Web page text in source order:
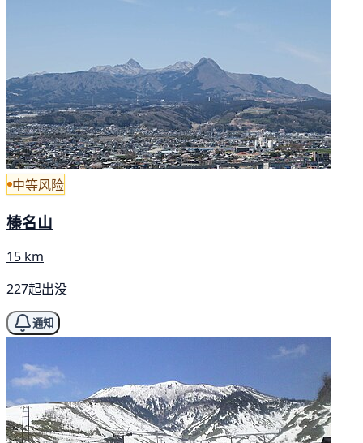
中等风险
榛名山
15 km
227起出没
通知